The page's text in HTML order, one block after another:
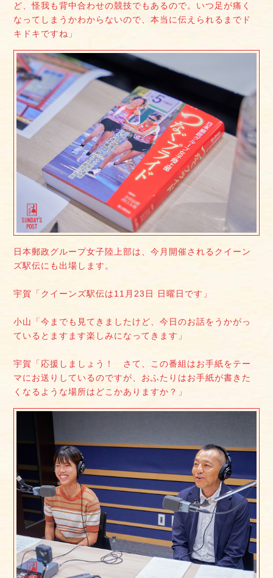
ど、怪我も背中合わせの競技でもあるので。いつ足が痛く
なってしまうかわからないので、本当に伝えられるまでド
キドキですね」
日本郵政グループ女子陸上部は、今月開催されるクイーン
ズ駅伝にも出場します。
宇賀「クイーンズ駅伝は11月23日 日曜日です」
小山「今までも見てきましたけど、今日のお話をうかがっ
ているとますます楽しみになってきます」
宇賀「応援しましょう！ さて、この番組はお手紙をテー
マにお送りしているのですが、おふたりはお手紙が書きた
くなるような場所はどこかありますか？」